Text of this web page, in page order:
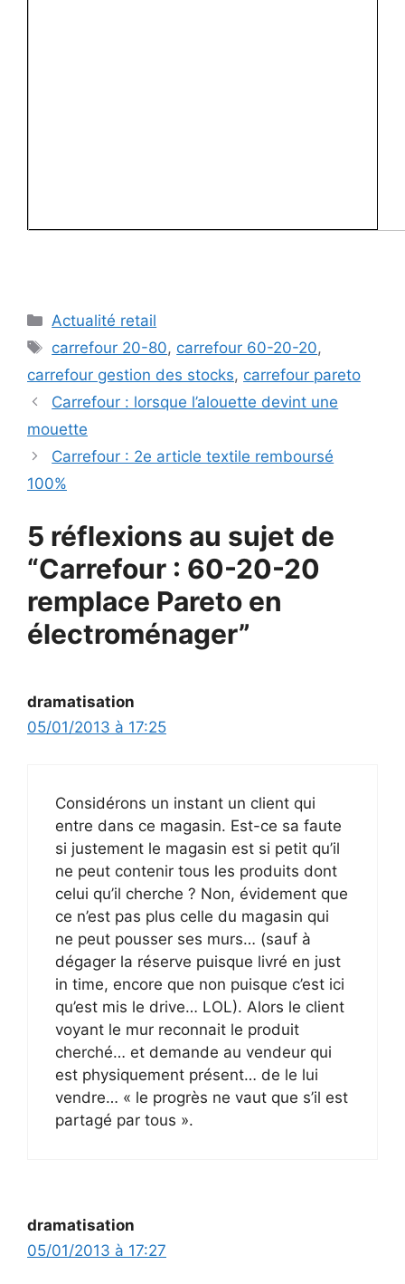
Catégories
Actualité retail
Étiquettes
carrefour 20-80, carrefour 60-20-20,
carrefour gestion des stocks, carrefour pareto
Carrefour : lorsque l’alouette devint une
mouette
Carrefour : 2e article textile remboursé
100%
5 réflexions au sujet de
“Carrefour : 60-20-20
remplace Pareto en
électroménager”
dramatisation
05/01/2013 à 17:25
Considérons un instant un client qui
entre dans ce magasin. Est-ce sa faute
si justement le magasin est si petit qu’il
ne peut contenir tous les produits dont
celui qu’il cherche ? Non, évidement que
ce n’est pas plus celle du magasin qui
ne peut pousser ses murs… (sauf à
dégager la réserve puisque livré en just
in time, encore que non puisque c’est ici
qu’est mis le drive… LOL). Alors le client
voyant le mur reconnait le produit
cherché… et demande au vendeur qui
est physiquement présent… de le lui
vendre… « le progrès ne vaut que s’il est
partagé par tous ».
dramatisation
05/01/2013 à 17:27